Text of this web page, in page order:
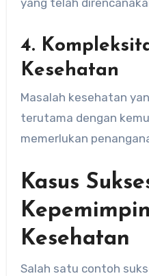
4.
Kesehatan
Masalah kesehatan
terutama dengan
memerlukan
Kasus
Kesehatan
Salah satu contoh